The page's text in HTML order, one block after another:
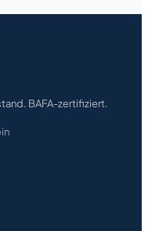
BAFA-zertifiziert.